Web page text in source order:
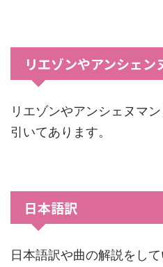
リエゾンやアンシェン
リエゾンやアンシェヌマ
引いてあります。
日本語訳
日本語訳や曲の解説をし